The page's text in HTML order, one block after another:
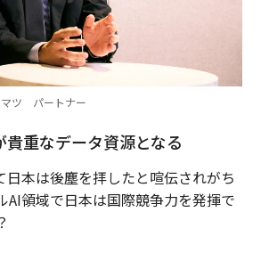
ツ パートナー
貴重なデータ資源となる
日本は後塵を拝したと喧伝されがち
AI領域で日本は国際競争力を発揮で